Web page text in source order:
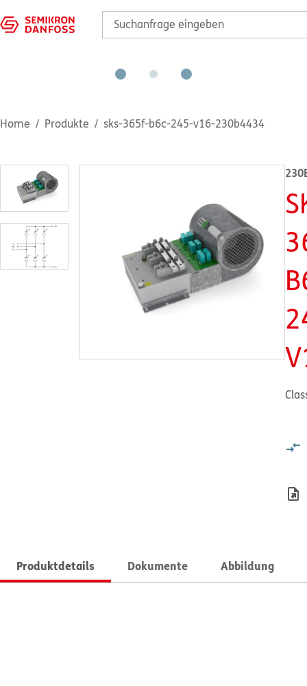
Home Produkte sks-365f-b6c-245-v16-230b4434
Produktdetails Dokumente Abbildung